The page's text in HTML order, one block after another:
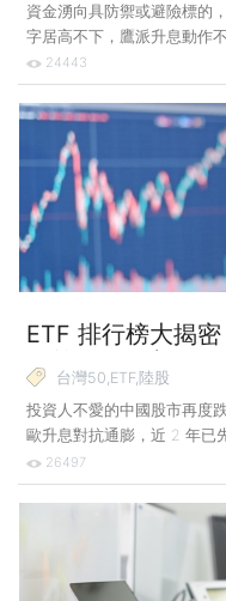
資金湧向具防禦或避險標的
字居高不下，鷹派升息動作
資金流向較不受經濟景氣影
但建議資金不多小資族暫時
幅領先族群，但是漲幅仍不
指數為例，在近 1 年的修
反彈走勢，反彈幅度近 2 成
後生技指數的反彈力道減弱
併購題材激勵與資金的避風
24443
ETF 排行榜大揭
值首位！而中國一
度跌深反彈！
台灣50,ETF,陸股
投資人不愛的中國股市再度
歐升息對抗通膨，近 2 年已
業失序，甚至幾度封城的中
來反彈契機，陸股 ETF 漲幅
動，但只有元大台灣 50（
加百億元的國泰永續高股息
信表示，台股持續修正下，
幅排名前 5 大，除能源槓桿
26497